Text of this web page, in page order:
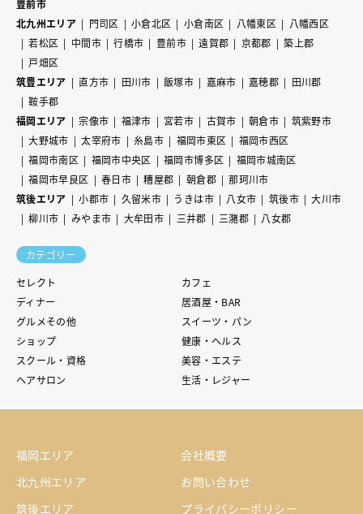
豊前市
北九州エリア
門司区 小倉北区 小倉南区 八幡東区
八幡西区
若松区
中間市 行橋市 豊前市 遠賀郡 京都郡
築上郡
戸畑区
筑豊エリア
直方市 田川市 飯塚市 嘉麻市 嘉穂郡
田川郡
鞍手郡
福岡エリア
宗像市 福津市 宮若市 古賀市 朝倉市
筑紫野市
大野城市
太宰府市 糸島市 福岡市東区
福岡市西区
福岡市南区
福岡市中央区 福岡市博多区
福岡市城南区
福岡市早良区
春日市 糟屋郡 朝倉郡
那珂川市
筑後エリア
小郡市 久留米市 うきは市 八女市 筑後市
大川市
柳川市
みやま市 大牟田市 三井郡 三潴郡 八女郡
カテゴリー
セレクト
カフェ
ディナー
居酒屋・BAR
グルメその他
スイーツ・パン
ショップ
健康・ヘルス
スクール・資格
美容・エステ
ヘアサロン
生活・レジャー
福岡エリア
北九州エリア
筑後エリア
会社概要
お問い合わせ
プライバシーポリシー